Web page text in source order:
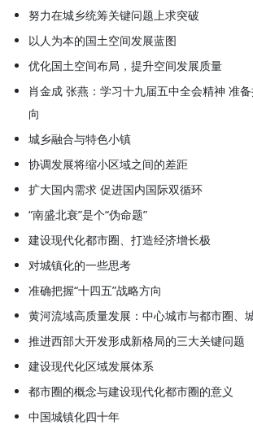
努力在城乡统筹关键问题上求突破
以人为本的国土空间发展蓝图
优化国土空间布局，提升空间发展质量
肖金成 张燕：学习十九届五中全会精神 准
向
城乡融合与特色小镇
协调发展将缩小区域之间的差距
扩大国内需求 促进国内国际双循环
“南盛北衰”是个“伪命题”
建设现代化都市圈、打造经济增长极
对城镇化的一些思考
准确把握“十四五”战略方向
黄河流域高质量发展：中心城市与都市圈、
推进西部大开发形成新格局的三大关键问题
建设现代化区域发展体系
都市圈的概念与建设现代化都市圈的意义
中国城镇化四十年